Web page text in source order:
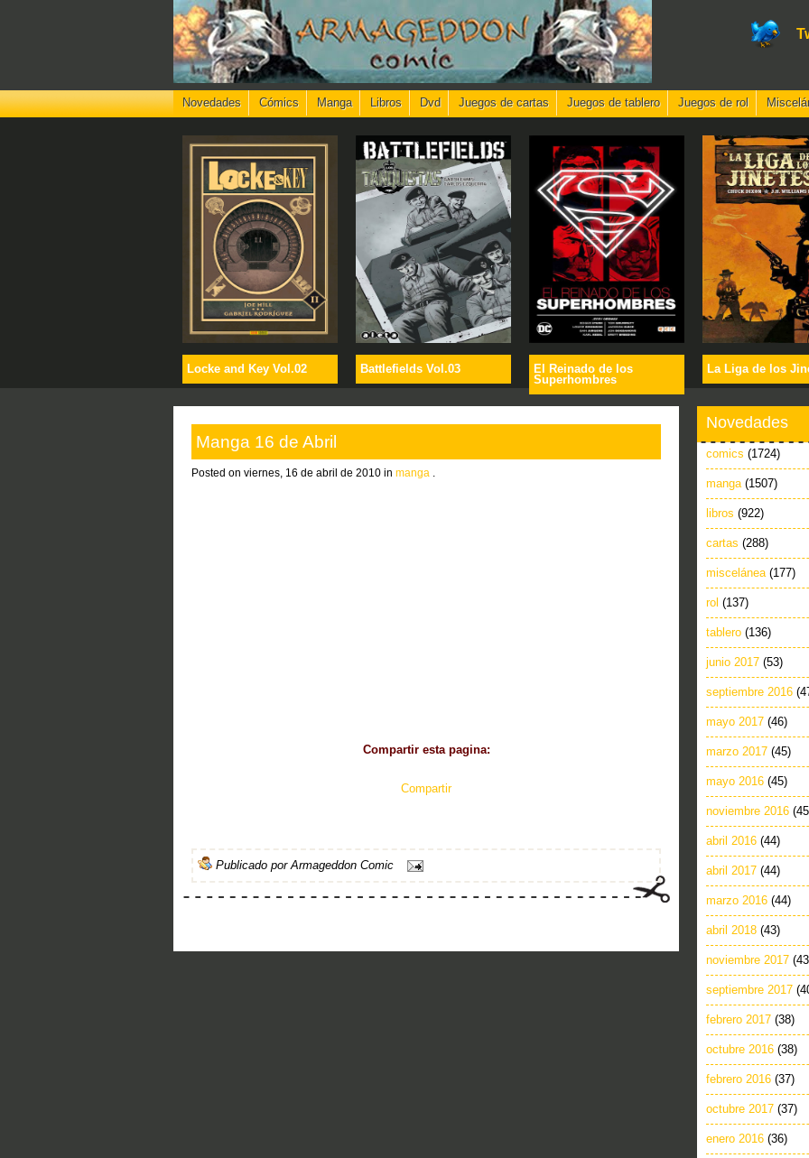
Novedades Cómics Manga Libros Dvd Juegos de cartas Juegos de tablero Juegos de rol
Locke and Key Vol.02 Battlefields Vol.03
El Reinado de los
Superhombres
La Liga de los
Manga 16 de Abril
Posted on viernes, 16 de abril de 2010 in manga
Compartir esta pagina:
Compartir
Publicado porArmageddon Comic
Novedades
comics (1724)
manga (1507)
libros (922)
cartas (288)
miscelánea (177)
rol (137)
tablero (136)
junio 2017 (53)
septiembre 2016
mayo 2017 (46)
marzo 2017 (45)
mayo 2016 (45)
noviembre 2016
abril 2016 (44)
abril 2017 (44)
marzo 2016 (44)
abril 2018 (43)
noviembre 2017
septiembre 2017
febrero 2017 (38)
octubre 2016 (38)
febrero 2016 (37)
octubre 2017 (37)
enero 2016 (36)